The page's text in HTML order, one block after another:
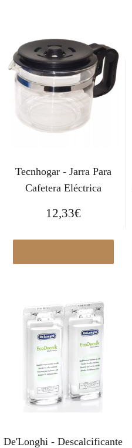
Tecnhogar - Jarra Para
Cafetera Eléctrica
12,33€
De'Longhi - Descalcificante